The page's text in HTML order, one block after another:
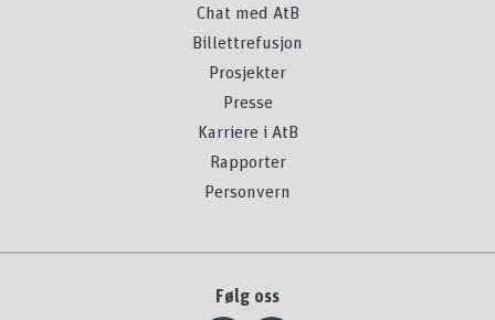
Chat med AtB
Billettrefusjon
Prosjekter
Presse
Karriere i AtB
Rapporter
Personvern
Følg oss